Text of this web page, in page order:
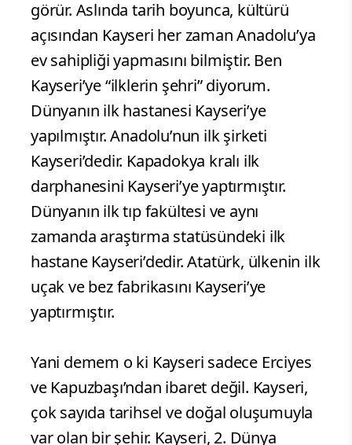
görür. Aslında tarih boyunca, kültürü
açısından Kayseri her zaman Anadolu’ya
ev sahipliği yapmasını bilmiştir. Ben
Kayseri’ye “ilklerin şehri” diyorum.
Dünyanın ilk hastanesi Kayseri’ye
yapılmıştır. Anadolu’nun ilk şirketi
Kayseri’dedir. Kapadokya kralı ilk
darphanesini Kayseri’ye yaptırmıştır.
Dünyanın ilk tıp fakültesi ve aynı
zamanda araştırma statüsündeki ilk
hastane Kayseri’dedir. Atatürk, ülkenin ilk
uçak ve bez fabrikasını Kayseri’ye
yaptırmıştır.
Yani demem o ki Kayseri sadece Erciyes
ve Kapuzbaşı’ndan ibaret değil. Kayseri,
çok sayıda tarihsel ve doğal oluşumuyla
var olan bir şehir. Kayseri, 2. Dünya